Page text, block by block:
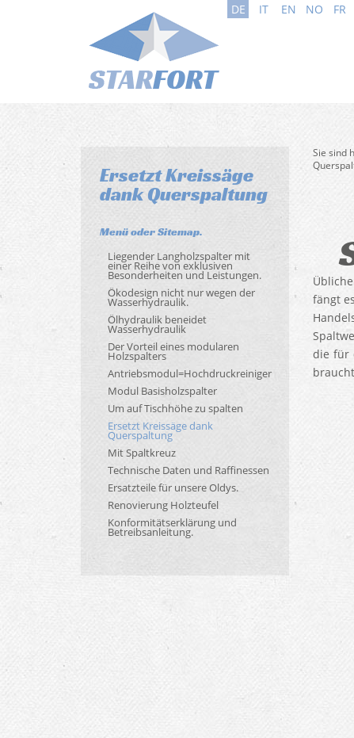
DE IT EN NO FR
Ersetzt Kreissäge
dank Querspaltung
Menü oder Sitemap.
Liegender Langholzspalter mit
einer Reihe von exklusiven
Besonderheiten und Leistungen.
Ökodesign nicht nur wegen der
Wasserhydraulik.
Ölhydraulik beneidet
Wasserhydraulik
Der Vorteil eines modularen
Holzspalters
Antriebsmodul=Hochdruckreiniger
Modul Basisholzspalter
Um auf Tischhöhe zu spalten
Ersetzt Kreissäge dank
Querspaltung
Mit Spaltkreuz
Technische Daten und Raffinessen
Ersatzteile für unsere Oldys.
Renovierung Holzteufel
Konformitätserklärung und
Betreibsanleitung.
Sie sind
fängt
die für